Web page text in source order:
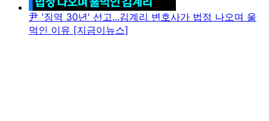
尹 '징역 30년' 선고...김계리 변호사가 법정 나오며 울
먹인 이유 [지금이뉴스]